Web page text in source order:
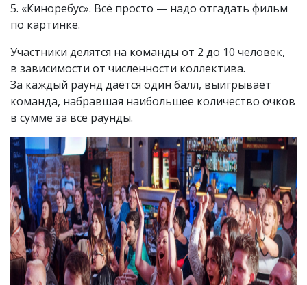
5. «Киноребус». Всё просто — надо отгадать фильм
по картинке.
Участники делятся на команды от 2 до 10 человек,
в зависимости от численности коллектива.
За каждый раунд даётся один балл, выигрывает
команда, набравшая наибольшее количество очков
в сумме за все раунды.